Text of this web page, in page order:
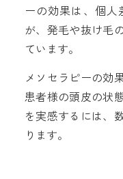
ーの効果は、個
が、発毛や抜け毛
ています。
メソセラピーの効
患者様の頭皮の状
を実感するには、
ります。